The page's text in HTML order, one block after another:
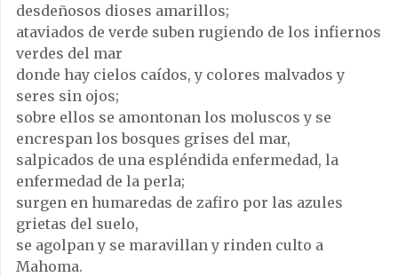
desdeñosos dioses amarillos;
ataviados de verde suben rugiendo de los infiernos
verdes del mar
donde hay cielos caídos, y colores malvados y
seres sin ojos;
sobre ellos se amontonan los moluscos y se
encrespan los bosques grises del mar,
salpicados de una espléndida enfermedad, la
enfermedad de la perla;
surgen en humaredas de zafiro por las azules
grietas del suelo,
se agolpan y se maravillan y rinden culto a
Mahoma.